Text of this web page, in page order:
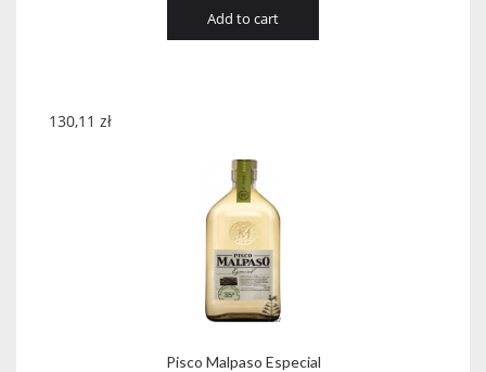
Add to cart
Pisco Malpaso Especial
130,11 zł